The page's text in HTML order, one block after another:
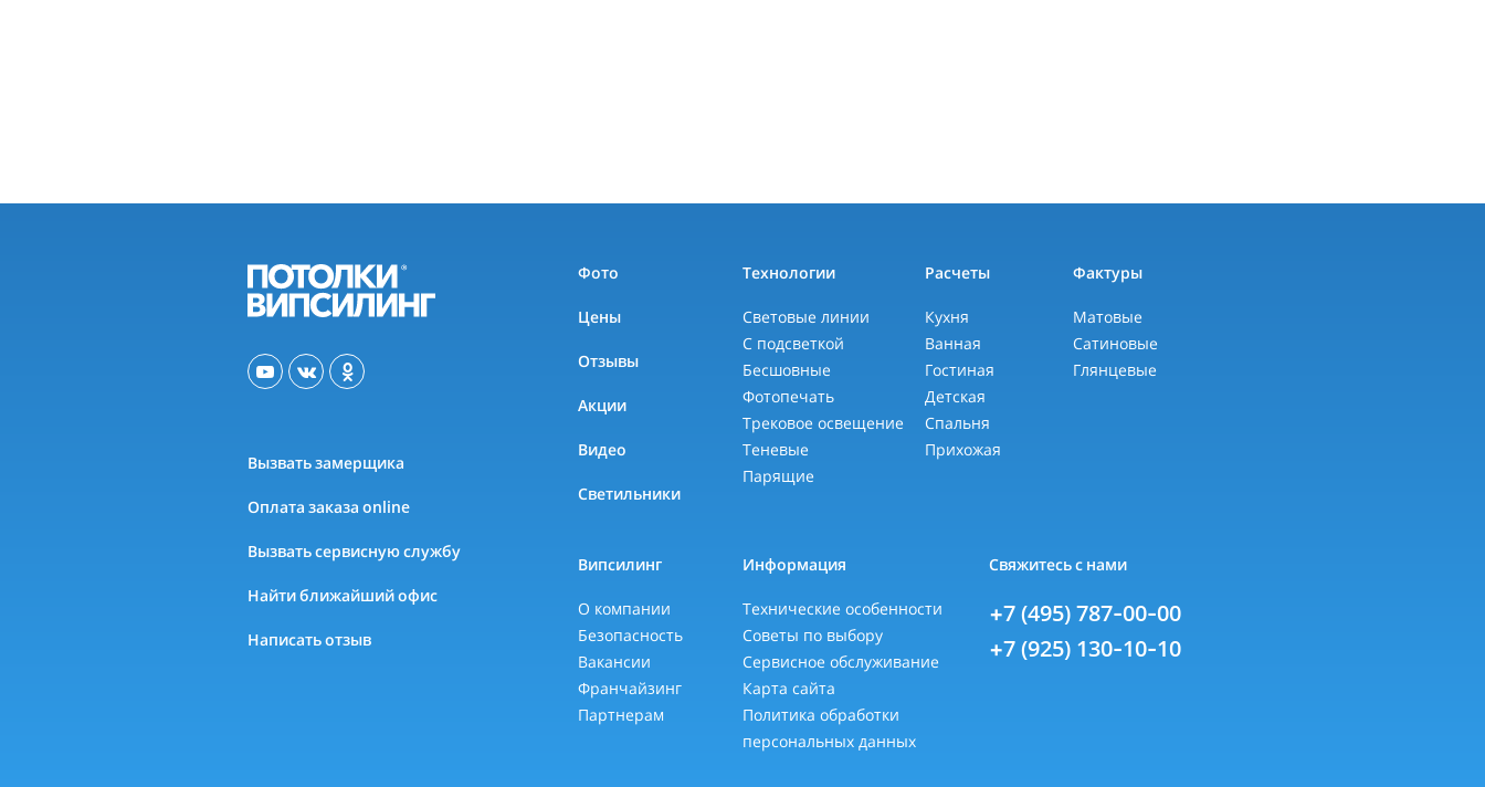
Вызвать замерщика
Оплата заказа online
Вызвать сервисную службу
Найти ближайший офис
Написать отзыв
Фото
Цены
Отзывы
Акции
Видео
Светильники
Технологии
Световые линии
С подсветкой
Бесшовные
Фотопечать
Трековое освещение
Теневые
Парящие
Расчеты
Кухня
Ванная
Гостиная
Детская
Спальня
Прихожая
Фактуры
Матовые
Сатиновые
Глянцевые
Випсилинг
О компании
Безопасность
Вакансии
Франчайзинг
Партнерам
Информация
Технические особенности
Советы по выбору
Сервисное обслуживание
Карта сайта
Политика обработки
персональных данных
Свяжитесь с нами
+7 (495) 787-00-00
+7 (925) 130-10-10